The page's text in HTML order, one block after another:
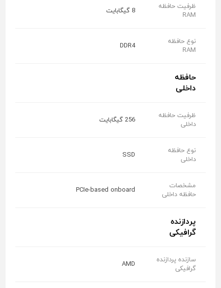
ظرفیت حافظه
RAM
8 گیگابایت
نوع حافظه
RAM
DDR4
حافظه
داخلی
ظرفیت حافظه
داخلی
256 گیگابایت
نوع حافظه
داخلی
SSD
مشخصات
حافظه داخلی
PCIe-based onboard
پردازنده
گرافیکی
سازنده پردازنده
گرافیکی
AMD